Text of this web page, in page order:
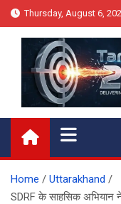
Skip
to
Thursday, August 6,
Target
Home
Uttarakhand
SDRF के साहसिक अभियान